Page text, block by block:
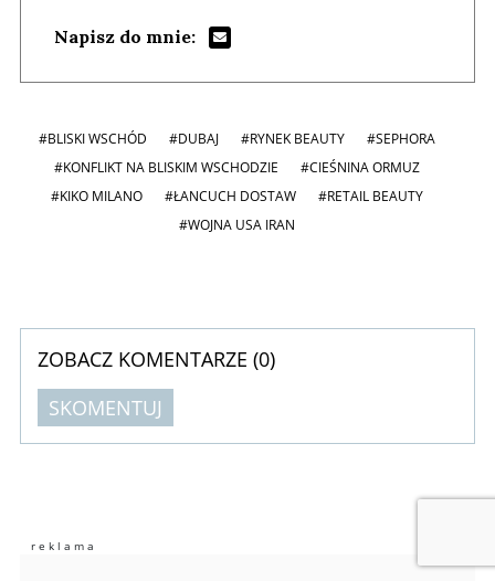
Napisz do mnie:
#BLISKI WSCHÓD #DUBAJ #RYNEK BEAUTY
#SEPHORA
#KONFLIKT NA BLISKIM WSCHODZIE
#CIEŚNINA ORMUZ
#KIKO MILANO
#ŁANCUCH DOSTAW
#RETAIL BEAUTY
#WOJNA USA IRAN
ZOBACZ KOMENTARZE (0)
SKOMENTUJ
Imię (Wymagane)